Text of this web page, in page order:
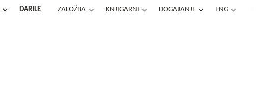
DARILE ZALOŽBA KNJIGARNI DOGAJANJE ENG